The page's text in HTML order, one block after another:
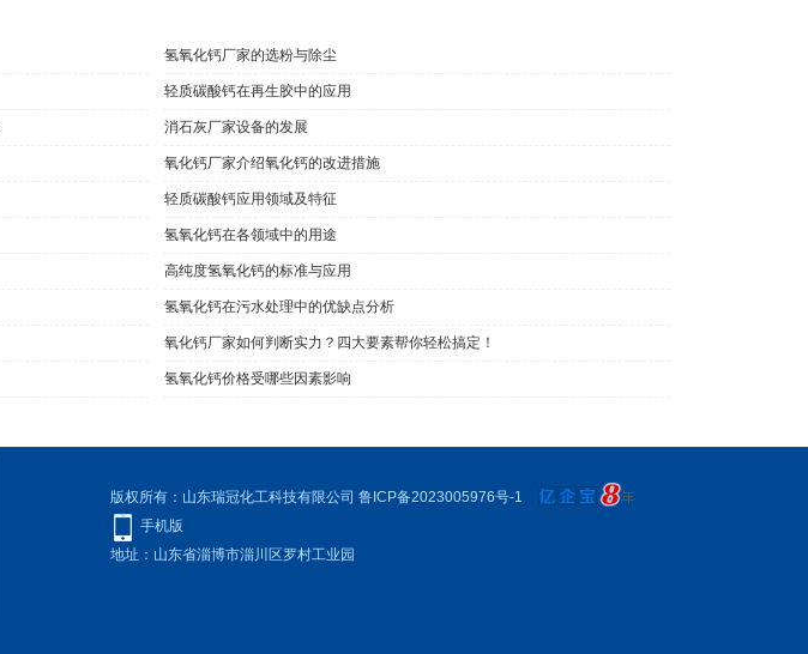
氢氧化钙厂家的选粉与除尘
轻质碳酸钙在再生胶中的应用
消石灰厂家设备的发展
氧化钙厂家介绍氧化钙的改进措施
轻质碳酸钙应用领域及特征
氢氧化钙在各领域中的用途
高纯度氢氧化钙的标准与应用
​氢氧化钙在污水处理中的优缺点分析
氧化钙厂家如何判断实力？四大要素帮你轻松搞定！
氢氧化钙价格受哪些因素影响
版权所有：山东瑞冠化工科技有限公司 鲁ICP备2023005976号-1
手机版
地址：山东省淄博市淄川区罗村工业园